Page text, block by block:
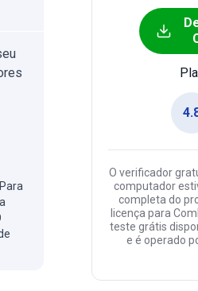
O verificador
computador
completa do
licença para
teste grátis
e é operado